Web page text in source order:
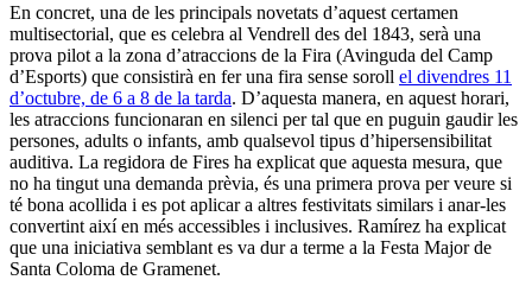
En concret, una de les principals novetats d’aquest certamen
multisectorial, que es celebra al Vendrell des del 1843, serà una
prova pilot a la zona d’atraccions de la Fira (Avinguda del Camp
d’Esports) que consistirà en fer una fira sense soroll el divendres 11
d’octubre, de 6 a 8 de la tarda. D’aquesta manera, en aquest horari,
les atraccions funcionaran en silenci per tal que en puguin gaudir les
persones, adults o infants, amb qualsevol tipus d’hipersensibilitat
auditiva. La regidora de Fires ha explicat que aquesta mesura, que
no ha tingut una demanda prèvia, és una primera prova per veure si
té bona acollida i es pot aplicar a altres festivitats similars i anar-les
convertint així en més accessibles i inclusives. Ramírez ha explicat
que una iniciativa semblant es va dur a terme a la Festa Major de
Santa Coloma de Gramenet.